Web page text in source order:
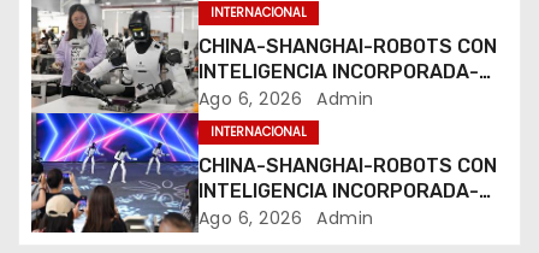
e
e
n
t
r
INTERNACIONAL
CHINA-SHANGHAI-ROBOTS CON
INTELIGENCIA INCORPORADA-
ENTRENAMIENTO
Ago 6, 2026 Admin
INTERNACIONAL
CHINA-SHANGHAI-ROBOTS CON
INTELIGENCIA INCORPORADA-
ENTRENAMIENTO
Ago 6, 2026 Admin